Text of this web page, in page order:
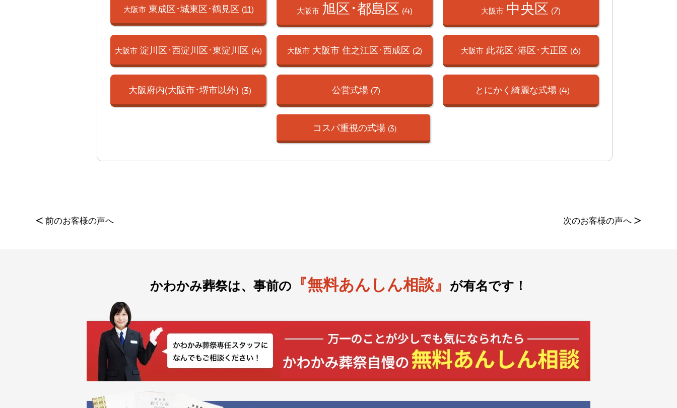
大阪市 東成区･城東区･鶴見区 (11) 大阪市 旭区･都島区 (4) 大阪市 中央区 (7)
大阪市 淀川区･西淀川区･東淀川区 (4) 大阪市 大阪市 住之江区･西成区 (2) 大阪市 此花区･港区･ 大正区 (6)
大阪府内(大阪市･堺市以外) (3) 公営式場 (7) とにかく綺麗な式場 (4)
コスパ重視の式場 (3)
< 前のお客様の声へ 次のお客様の声へ >
かわかみ葬祭は、事前の 『無料あんしん相談』 が有名です！